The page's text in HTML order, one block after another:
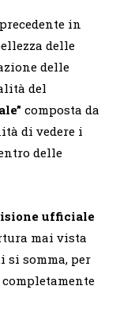
in
delle
delle
del
composta da
di vedere i
delle
ufficiale
mai vista
si somma, per